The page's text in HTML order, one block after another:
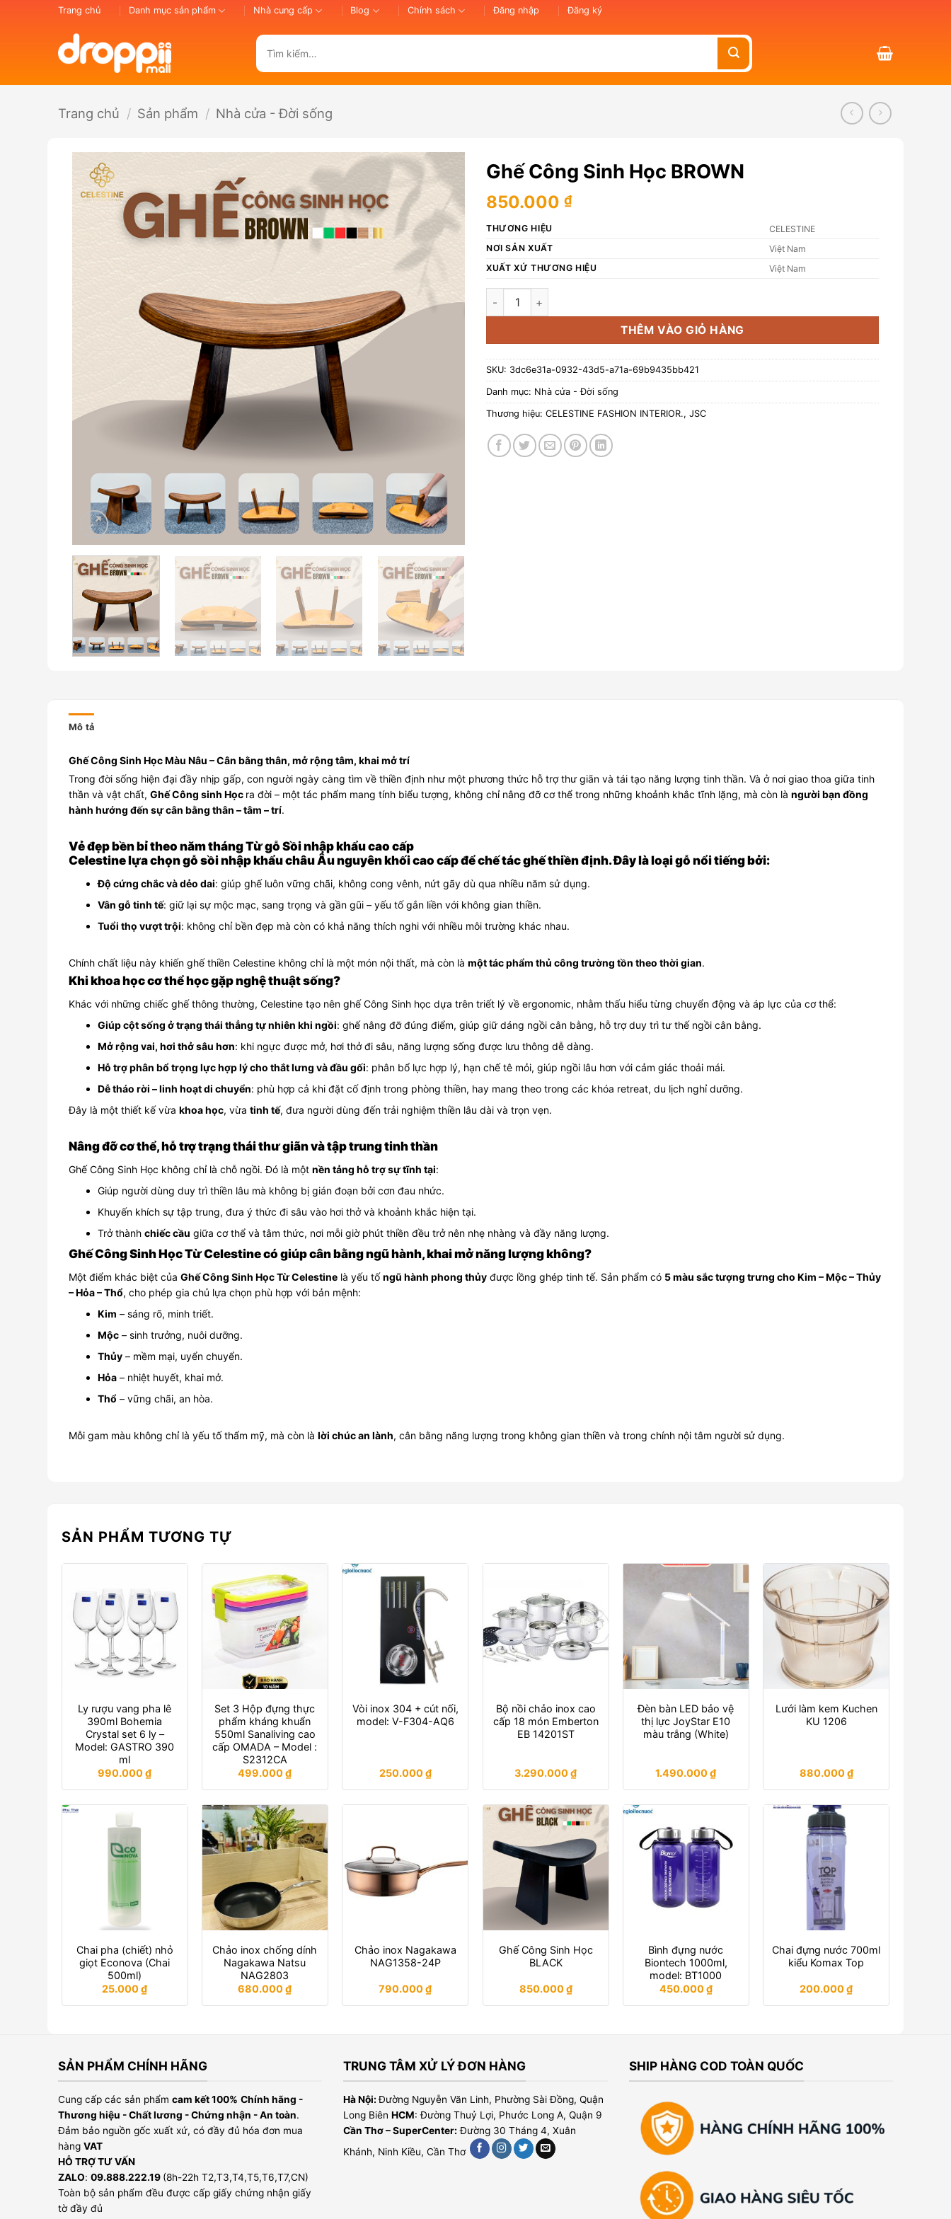
Trang chủ Danh mục sản phẩm Nhà cung cấp Blog Chính sách Đăng nhập Đăng ký
kiếm:
Trang chủ / Sản phẩm / Nhà cửa - Đời sống
Ghế Công Sinh Học BROWN
850.000 ₫
THƯƠNG HIỆU
CELESTINE
NƠI SẢN XUẤT
Việt Nam
XUẤT XỨ THƯƠNG HIỆU
Việt Nam
Ghế Công Sinh Học BROWN số lượng
THÊM VÀO GIỎ HÀNG
SKU: 3dc6e31a-0932-43d5-a71a-69b9435bb421
Danh mục: Nhà cửa - Đời sống
Thương hiệu: CELESTINE FASHION INTERIOR., JSC
Mô tả
Ghế Công Sinh Học Màu Nâu – Cân bằng thân, mở rộng tâm, khai mở trí
Trong đời sống hiện đại đầy nhịp gấp, con người ngày càng tìm về thiền định như một phương thức hỗ trợ thư giãn và tái tạo năng lượng tinh thần. Và ở nơi giao thoa giữa tinh
thần và vật chất, Ghế Công sinh Học ra đời – một tác phẩm mang tính biểu tượng, không chỉ nâng đỡ cơ thể trong những khoảnh khắc tĩnh lặng, mà còn là người bạn đồng
hành hướng đến sự cân bằng thân – tâm – trí.
Vẻ đẹp bền bỉ theo năm tháng Từ gỗ Sồi nhập khẩu cao cấp
Celestine lựa chọn gỗ sồi nhập khẩu châu Âu nguyên khối cao cấp để chế tác ghế thiền định. Đây là loại gỗ nổi tiếng bởi:
Độ cứng chắc và dẻo dai: giúp ghế luôn vững chãi, không cong vênh, nứt gãy dù qua nhiều năm sử dụng.
Vân gỗ tinh tế: giữ lại sự mộc mạc, sang trọng và gần gũi – yếu tố gắn liền với không gian thiền.
Tuổi thọ vượt trội: không chỉ bền đẹp mà còn có khả năng thích nghi với nhiều môi trường khác nhau.
Chính chất liệu này khiến ghế thiền Celestine không chỉ là một món nội thất, mà còn là một tác phẩm thủ công trường tồn theo thời gian.
Khi khoa học cơ thể học gặp nghệ thuật sống?
Khác với những chiếc ghế thông thường, Celestine tạo nên ghế Công Sinh học dựa trên triết lý về ergonomic, nhằm thấu hiểu từng chuyển động và áp lực của cơ thể:
Giúp cột sống ở trạng thái thẳng tự nhiên khi ngồi: ghế nâng đỡ đúng điểm, giúp giữ dáng ngồi cân bằng, hỗ trợ duy trì tư thế ngồi cân bằng.
Mở rộng vai, hơi thở sâu hơn: khi ngực được mở, hơi thở đi sâu, năng lượng sống được lưu thông dễ dàng.
Hỗ trợ phân bổ trọng lực hợp lý cho thắt lưng và đầu gối: phân bổ lực hợp lý, hạn chế tê mỏi, giúp ngồi lâu hơn với cảm giác thoải mái.
Dễ tháo rời – linh hoạt di chuyển: phù hợp cả khi đặt cố định trong phòng thiền, hay mang theo trong các khóa retreat, du lịch nghỉ dưỡng.
Đây là một thiết kế vừa khoa học, vừa tinh tế, đưa người dùng đến trải nghiệm thiền lâu dài và trọn vẹn.
Nâng đỡ cơ thể, hỗ trợ trạng thái thư giãn và tập trung tinh thần
Ghế Công Sinh Học không chỉ là chỗ ngồi. Đó là một nền tảng hỗ trợ sự tĩnh tại:
Giúp người dùng duy trì thiền lâu mà không bị gián đoạn bởi cơn đau nhức.
Khuyến khích sự tập trung, đưa ý thức đi sâu vào hơi thở và khoảnh khắc hiện tại.
Trở thànhchiếc cầu giữa cơ thể và tâm thức, nơi mỗi giờ phút thiền đều trở nên nhẹ nhàng và đầy năng lượng.
Ghế Công Sinh Học Từ Celestine có giúp cân bằng ngũ hành, khai mở năng lượng không?
Một điểm khác biệt của Ghế Công Sinh Học Từ Celestine là yếu tốngũ hành phong thủy được lồng ghép tinh tế. Sản phẩm có 5 màu sắc tượng trưng cho Kim – Mộc – Thủy
– Hỏa – Thổ, cho phép gia chủ lựa chọn phù hợp với bản mệnh:
Kim – sáng rõ, minh triết.
Mộc – sinh trưởng, nuôi dưỡng.
Thủy – mềm mại, uyển chuyển.
Hỏa – nhiệt huyết, khai mở.
Thổ – vững chãi, an hòa.
Mỗi gam màu không chỉ là yếu tố thẩm mỹ, mà còn là lời chúc an lành, cân bằng năng lượng trong không gian thiền và trong chính nội tâm người sử dụng.
SẢN PHẨM TƯƠNG TỰ
Ly rượu vang pha lê
390ml Bohemia
Crystal set 6 ly –
Model: GASTRO 390
ml
990.000₫
Set 3 Hộp đựng thực
phẩm kháng khuẩn
550ml Sanaliving cao
cấp OMADA – Model :
S2312CA
499.000₫
Vòi inox 304 + cút nối,
model: V-F304-AQ6
250.000₫
Bộ nồi chảo inox cao
cấp 18 món Emberton
EB 14201ST
3.290.000₫
Đèn bàn LED bảo vệ
thị lực JoyStar E10
màu trắng (White)
1.490.000₫
Lưới làm kem Kuchen
KU 1206
880.000₫
Chai pha (chiết) nhỏ
giọt Econova (Chai
500ml)
25.000₫
Chảo inox chống dính
Nagakawa Natsu
NAG2803
680.000₫
Chảo inox Nagakawa
NAG1358-24P
790.000₫
Ghế Công Sinh Học
BLACK
850.000₫
Bình đựng nước
Biontech 1000ml,
model: BT1000
450.000₫
Chai đựng nước 700ml
kiểu Komax Top
200.000₫
SẢN PHẨM CHÍNH HÃNG
Cung cấp các sản phẩm cam kết 100% Chính hãng -
Thương hiệu - Chất lương - Chứng nhận - An toàn.
Đảm bảo nguồn gốc xuất xứ, có đầy đủ hóa đơn mua
hàng VAT
HỖ TRỢ TƯ VẤN
ZALO: 09.888.222.19 (8h-22h T2,T3,T4,T5,T6,T7,CN)
Toàn bộ sản phẩm đều được cấp giấy chứng nhận giấy
tờ đầy đủ
TRUNG TÂM XỬ LÝ ĐƠN HÀNG
Hà Nội:Đường Nguyễn Văn Linh, Phường Sài Đồng, Quận
Long BiênHCM: Đường Thuỷ Lợi, Phước Long A, Quận 9
Cần Thơ – SuperCenter: Đường 30 Tháng 4, Xuân
Khánh, Ninh Kiều, Cần Thơ
SHIP HÀNG COD TOÀN QUỐC